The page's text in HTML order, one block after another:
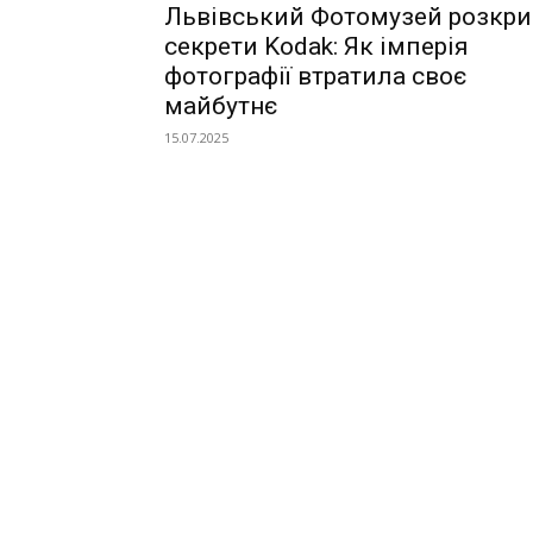
Львівський Фотомузей
секрети Kodak: Як імперія
фотографії втратила своє
майбутнє
15.07.2025